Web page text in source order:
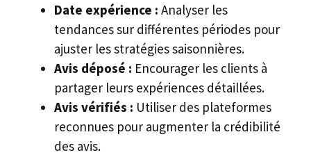
Date expérience : Analyser les
tendances sur différentes périodes pour
ajuster les stratégies saisonnières.
Avis déposé : Encourager les clients à
partager leurs expériences détaillées.
Avis vérifiés : Utiliser des plateformes
reconnues pour augmenter la crédibilité
des avis.